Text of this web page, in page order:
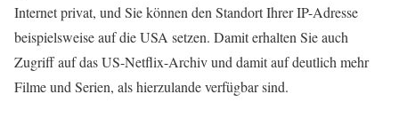
Internet privat, und Sie können den Standort Ihrer IP-Adresse
beispielsweise auf die USA setzen. Damit erhalten Sie auch
Zugriff auf das US-Netflix-Archiv und damit auf deutlich mehr
Filme und Serien, als hierzulande verfügbar sind.